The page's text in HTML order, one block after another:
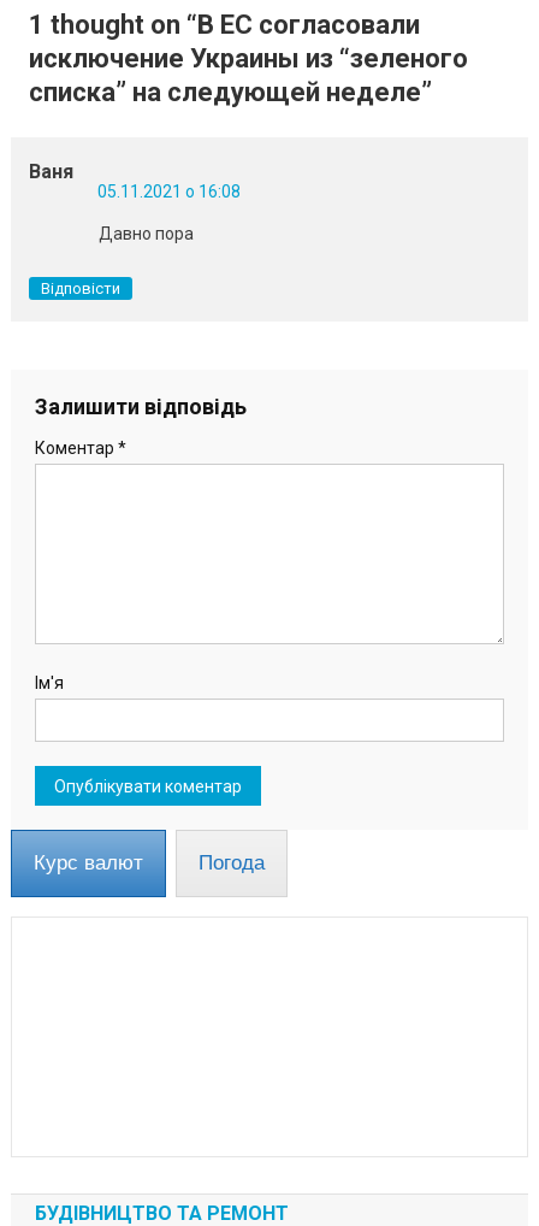
записів
1 thought on “В ЕС согласовали
исключение Украины из “зеленого
списка” на следующей неделе”
Ваня
05.11.2021 о 16:08
Давно пора
Відповісти
Залишити відповідь
Коментар *
Ім'я
Курс валют Погода
БУДІВНИЦТВО ТА РЕМОНТ